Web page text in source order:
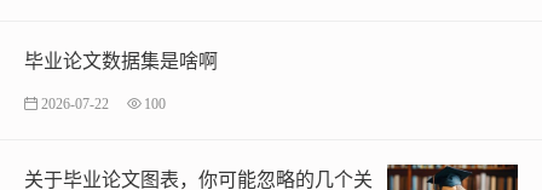
毕业论文数据集是啥啊
2026-07-22 100
关于毕业论文图表，你可能忽略的几个关